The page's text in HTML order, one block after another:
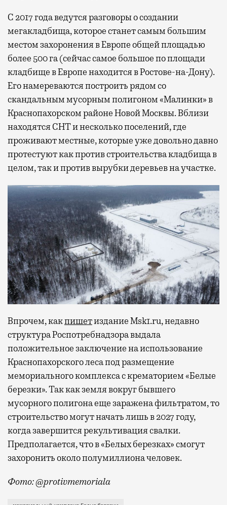
С 2017 года ведутся разговоры о создании
мегакладбища, которое станет самым большим
местом захоронения в Европе общей площадью
более 500 га (сейчас самое большое по площади
кладбище в Европе находится в Ростове-на-Дону).
Его намереваются построить рядом со
скандальным мусорным полигоном «Малинки» в
Краснопахорском районе Новой Москвы.Вблизи
находятся СНТ и несколько поселений, где
проживают местные, которые уже довольно давно
протестуют как против строительства кладбища в
целом, так и против вырубки деревьев на участке.
Впрочем, какпишетиздание Msk1.ru, недавно
структура Роспотребнадзора выдала
положительное заключениена использование
Краснопахорского леса под размещение
мемориального комплекса с крематорием «Белые
березки».Так как земля вокруг бывшего
мусорного полигона еще заражена фильтратом, то
строительство могут начать лишь в 2027 году,
когда завершится рекультивация свалки.
Предполагается, что в «Белых березках» смогут
захоронить около полумиллиона человек.
Фото: @protivmemoriala